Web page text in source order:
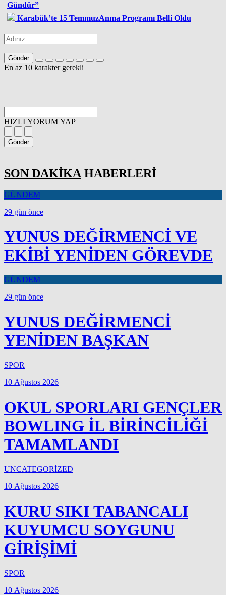
Gündür”
Karabük’te 15 TemmuzAnma Programı Belli Oldu
Gönder
En az 10 karakter gerekli
HIZLI YORUM YAP
Gönder
SON DAKİKA HABERLERİ
GÜNDEM
29 gün önce
YUNUS DEĞİRMENCİ VE
EKİBİ YENİDEN GÖREVDE
GÜNDEM
29 gün önce
YUNUS DEĞİRMENCİ
YENİDEN BAŞKAN
SPOR
10 Ağustos 2026
OKUL SPORLARI GENÇLER
BOWLING İL BİRİNCİLİĞİ
TAMAMLANDI
UNCATEGORİZED
10 Ağustos 2026
KURU SIKI TABANCALI
KUYUMCU SOYGUNU
GİRİŞİMİ
SPOR
10 Ağustos 2026